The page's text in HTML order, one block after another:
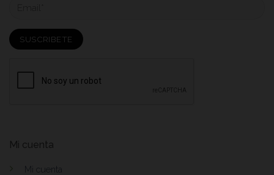
Mi cuenta
Mi cuenta